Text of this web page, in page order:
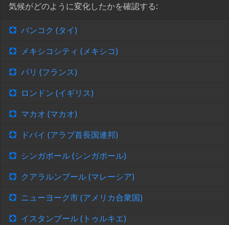
気候がどのように変化したかを確認する:
バンコク (タイ)
メキシコシティ (メキシコ)
パリ (フランス)
ロンドン (イギリス)
マカオ (マカオ)
ドバイ (アラブ首長国連邦)
シンガポール (シンガポール)
クアラルンプール (マレーシア)
ニューヨーク市 (アメリカ合衆国)
イスタンブール (トゥルキエ)